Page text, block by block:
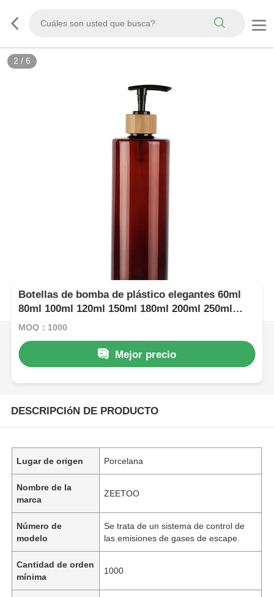
2 / 6
Botellas de bomba de plástico elegantes 60ml
80ml 100ml 120ml 150ml 180ml 200ml 250ml
300ml Botella de ámbar PET
MOQ：1000
Mejor precio
DESCRIPCIóN DE PRODUCTO
Lugar de origen Porcelana
Nombre de la
marca
ZEETOO
Número de
modelo
Se trata de un sistema de control de
las emisiones de gases de escape.
Cantidad de orden
mínima
1000